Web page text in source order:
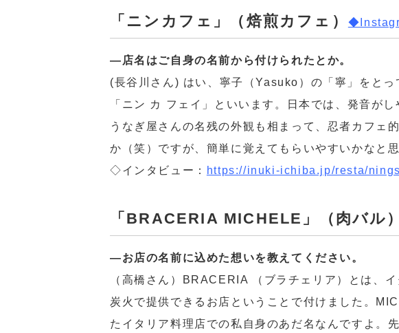
「ニンカフェ」（焙煎カフェ）
―店名はご自身の名前から付けられたとか。
(長谷川さん) はい、寧子（Yasuko）の「寧」をと
「ニン カ フェイ」といいます。日本では、発音が
うなぎ屋さんの名残の外観も相まって、忍者カフェ
か（笑）ですが、簡単に覚えてもらいやすいかなと思
◇インタビュー：
https://inuki-ichiba.jp/resta/
「BRACERIA MICHELE」（肉バル）
―お店の名前に込めた想いを教えてください。
（高橋さん）BRACERIA （ブラチェリア）とは、
炭火で提供できるお店ということで付けました。
たイタリア料理店での私自身のあだ名なんですよ。